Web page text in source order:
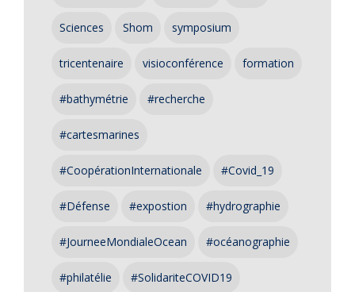
Sciences Shom symposium
tricentenaire visioconférence formation
#bathymétrie #recherche
#cartesmarines
#CoopérationInternationale #Covid_19
#Défense #expostion #hydrographie
#JourneeMondialeOcean #océanographie
#philatélie #SolidariteCOVID19